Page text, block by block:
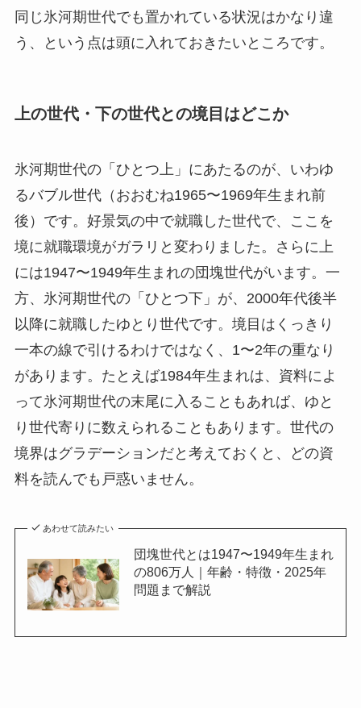
同じ氷河期世代でも置かれている状況はかなり違
う、という点は頭に入れておきたいところです。
上の世代・下の世代との境目はどこか
氷河期世代の「ひとつ上」にあたるのが、いわゆ
るバブル世代（おおむね1965〜1969年生まれ前
後）です。好景気の中で就職した世代で、ここを
境に就職環境がガラリと変わりました。さらに上
には1947〜1949年生まれの団塊世代がいます。一
方、氷河期世代の「ひとつ下」が、2000年代後半
以降に就職したゆとり世代です。境目はくっきり
一本の線で引けるわけではなく、1〜2年の重なり
があります。たとえば1984年生まれは、資料によ
って氷河期世代の末尾に入ることもあれば、ゆと
り世代寄りに数えられることもあります。世代の
境界はグラデーションだと考えておくと、どの資
料を読んでも戸惑いません。
あわせて読みたい
団塊世代とは1947〜1949年生まれ
の806万人｜年齢・特徴・2025年
問題まで解説